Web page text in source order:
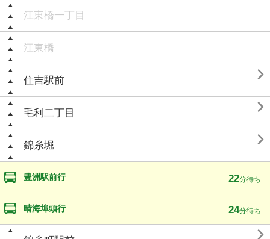
江東橋一丁目
江東橋
住吉駅前 
毛利二丁目 
錦糸堀 
豊洲駅前行 22分待ち
晴海埠頭行 24分待ち